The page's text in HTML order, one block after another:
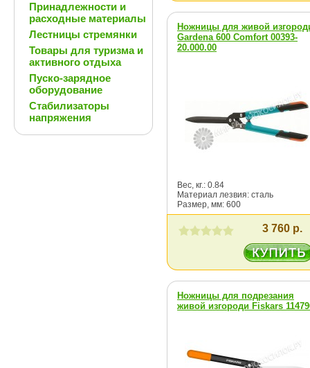
Принадлежности и
расходные материалы
Лестницы стремянки
Товары для туризма и
активного отдыха
Пуско-зарядное
оборудование
Стабилизаторы
напряжения
Ножницы для живой
Gardena 600 Comfort 00393-
20.000.00
Вес, кг.: 0.84
Материал лезвия: сталь
Размер, мм: 600
3 760 р.
Ножницы для подрезания
живой изгороди Fiskars